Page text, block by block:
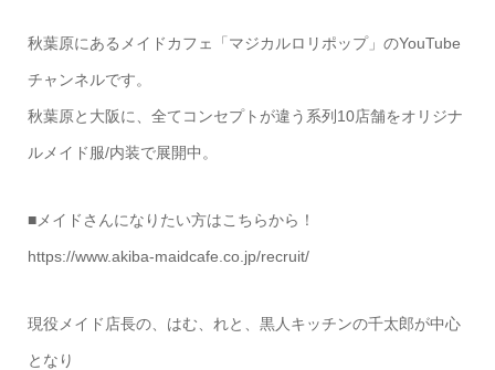
秋葉原にあるメイドカフェ「マジカルロリポップ」のYouTube
チャンネルです。
秋葉原と大阪に、全てコンセプトが違う系列10店舗をオリジナ
ルメイド服/内装で展開中。
■メイドさんになりたい方はこちらから！
https://www.akiba-maidcafe.co.jp/recruit/
現役メイド店長の、はむ、れと、黒人キッチンの千太郎が中心
となり